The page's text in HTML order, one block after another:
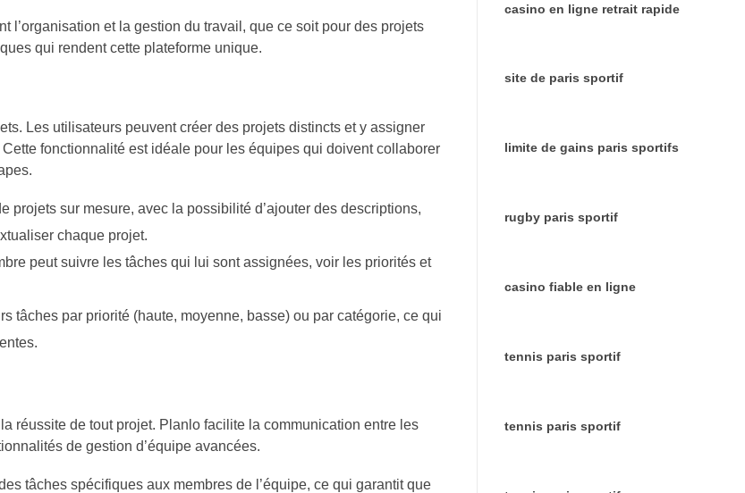
et la gestion du travail, que ce soit pour des projets
qui rendent cette plateforme unique.
Les utilisateurs peuvent créer des projets distincts et y assigner
fonctionnalité est idéale pour les équipes qui doivent collaborer
projets sur mesure, avec la possibilité d’ajouter des descriptions,
chaque projet.
peut suivre les tâches qui lui sont assignées, voir les priorités et
tâches par priorité (haute, moyenne, basse) ou par catégorie, ce qui
réussite de tout projet. Planlo facilite la communication entre les
de gestion d’équipe avancées.
tâches spécifiques aux membres de l’équipe, ce qui garantit que
casino en ligne retrait rapide
site de paris sportif
limite de gains paris sportifs
rugby paris sportif
casino fiable en ligne
tennis paris sportif
tennis paris sportif